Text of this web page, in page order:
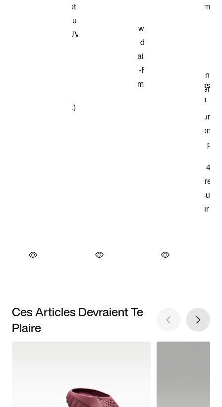
Ces Articles Devraient Te
Plaire